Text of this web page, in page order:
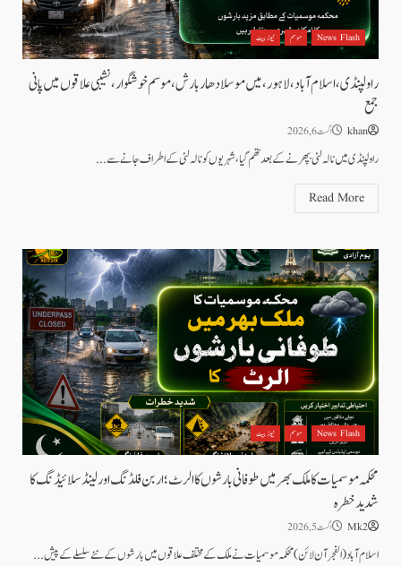
News Flash موسم نیوز بیٹ
راولپنڈی، اسلام آباد،لاہور، میں موسلادھار بارش،موسم خوشگوار، نشیبی علاقوں میں پانی
جمع
khan اگست 6, 2026
راولپنڈی میں نالہ لئی بپھرنے کے بعد تھم گیا، شہریوں کو نالہ لئی کے اطراف جانے سے...
Read More
News Flash موسم نیوز بیٹ
محکمہ موسمیات کا ملک بھر میں طوفانی بارشوں کا الرٹ؛ اربن فلڈنگ اور لینڈ سلائیڈنگ کا
شدید خطرہ
Mk2 اگست 5, 2026
اسلام آباد(الفجرآن لائن) محکمہ موسمیات نے ملک کے مختلف علاقوں میں بارشوں کے نئے سلسلے کے پیش...